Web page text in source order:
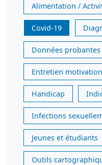
Alimentation /
Covid-19
Données probantes
Entretien
Handicap
Infections
Jeunes et étudiants
Outils